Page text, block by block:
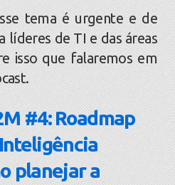
tema é urgente e de
líderes de TI e das áreas
isso que falaremos em
#4: Roadmap
planejar a